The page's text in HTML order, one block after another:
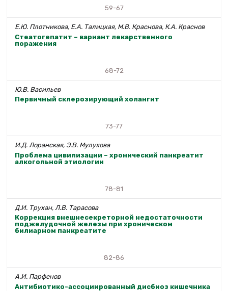
59-67
Е.Ю. Плотникова, Е.А. Талицкая, М.В. Краснова, К.А. Краснов
Стеатогепатит – вариант лекарственного
поражения
68-72
Ю.В. Васильев
Первичный склерозирующий холангит
73-77
И.Д. Лоранская, Э.В. Мулухова
Проблема цивилизации – хронический панкреатит
алкогольной этиологии
78-81
Д.И. Трухан, Л.В. Тарасова
Коррекция внешнесекреторной недостаточности
поджелудочной железы при хроническом
билиарном панкреатите
82-86
А.И. Парфенов
Антибиотико-ассоциированный дисбиоз кишечника